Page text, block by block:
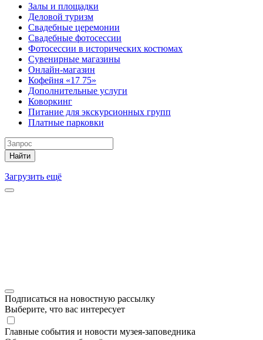
Залы и площадки
Деловой туризм
Свадебные церемонии
Свадебные фотосессии
Фотосессии в исторических костюмах
Сувенирные магазины
Онлайн-магазин
Кофейня «17 75»
Дополнительные услуги
Коворкинг
Питание для экскурсионных групп
Платные парковки
Найти
Загрузить ещё
Подписаться на новостную рассылку
Выберите, что вас интересует
Главные события и новости музея-заповедника